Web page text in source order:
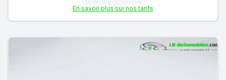
En savoir plus sur nos tarifs